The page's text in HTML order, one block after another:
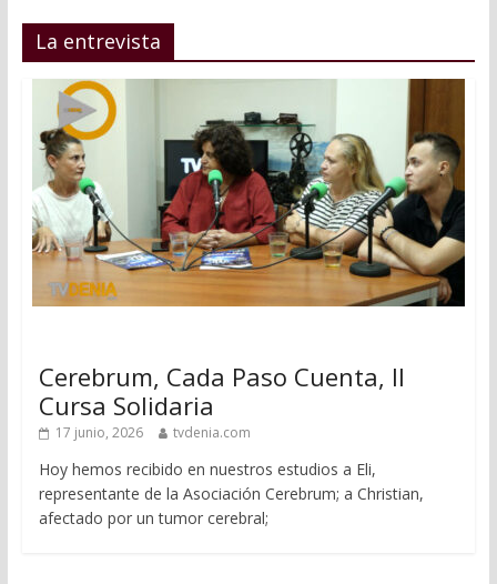
La entrevista
Cerebrum, Cada Paso Cuenta, II
Cursa Solidaria
17 junio, 2026 tvdenia.com
Hoy hemos recibido en nuestros estudios a Eli,
representante de la Asociación Cerebrum; a Christian,
afectado por un tumor cerebral;